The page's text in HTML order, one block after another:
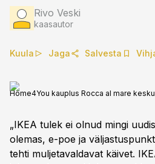
Rivo Veski
kaasautor
Kuula Jaga Salvesta
Home4You kauplus Rocca al mare
„IKEA tulek ei olnud mingi
olemas, e-poe ja
tehti muljetavaldavat käivet.